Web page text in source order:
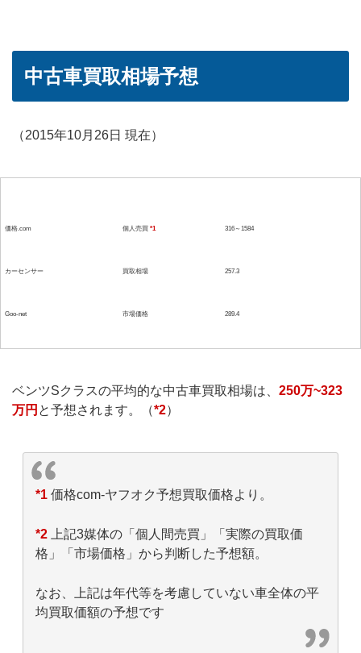
中古車買取相場予想
（2015年10月26日 現在）
価格.com 個人売買 *1 316～1584
カーセンサー 買取相場 257.3
Goo-net 市場価格 289.4
ベンツSクラスの平均的な中古車買取相場は、 250万~323
万円 と予想されます。（*2）
*1価格com-ヤフオク予想買取価格より。
*2上記3媒体の「個人間売買」「実際の買取価
格」「市場価格」から判断した予想額。
なお、上記は年代等を考慮していない車全体の平
均買取価額の予想です